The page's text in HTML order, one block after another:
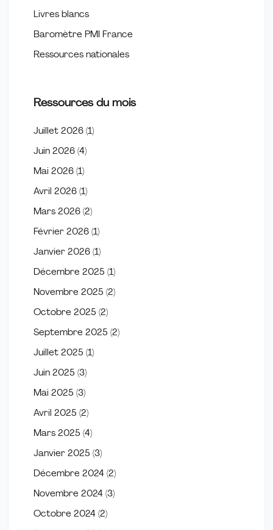
Livres blancs
Baromètre PMI France
Ressources nationales
Ressources du mois
Juillet 2026 (1)
Juin 2026 (4)
Mai 2026 (1)
Avril 2026 (1)
Mars 2026 (2)
Février 2026 (1)
Janvier 2026 (1)
Décembre 2025 (1)
Novembre 2025 (2)
Octobre 2025 (2)
Septembre 2025 (2)
Juillet 2025 (1)
Juin 2025 (3)
Mai 2025 (3)
Avril 2025 (2)
Mars 2025 (4)
Janvier 2025 (3)
Décembre 2024 (2)
Novembre 2024 (3)
Octobre 2024 (2)